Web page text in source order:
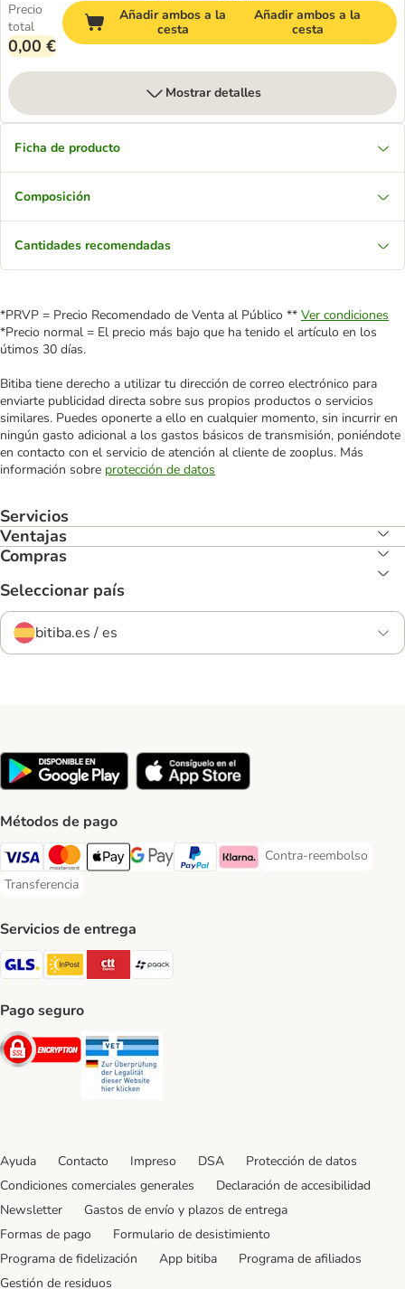
Precio
total
0,00 €
Añadir ambos a la
cesta
Añadir ambos a la
cesta
Mostrar detalles
Ficha de producto
Composición
Cantidades recomendadas
*PRVP = Precio Recomendado de Venta al Público ** Ver condiciones
*Precio normal = El precio más bajo que ha tenido el artículo en los
útimos 30 días.
Bitiba tiene derecho a utilizar tu dirección de correo electrónico para
enviarte publicidad directa sobre sus propios productos o servicios
similares. Puedes oponerte a ello en cualquier momento, sin incurrir en
ningún gasto adicional a los gastos básicos de transmisión, poniéndote
en contacto con el servicio de atención al cliente de zooplus. Más
información sobre protección de datos
Servicios
Ventajas
Compras
Seleccionar país
bitiba.es / es
Métodos de pago
Visa Payment Method
Mastercard Payment Method
Apple Pay Payment Method
Google Pay Payment Method
PayPal Payment Method
Klarna Payment Method
Contra-reembolso
Contra-reembolso
Transferencia
Transferencia Payment Method
Servicios de entrega
GLS Shipping Method
InPost Shipping Method
CTTExpress Shipping Method
paack Shipping Method
Pago seguro
Security
Ayuda Contacto Impreso DSA
Protección de datos
Condiciones comerciales generales
Declaración de accesibilidad
Newsletter
Gastos de envío y plazos de entrega
Formas de pago
Formulario de desistimiento
Programa de fidelización
App bitiba
Programa de afiliados
Gestión de residuos